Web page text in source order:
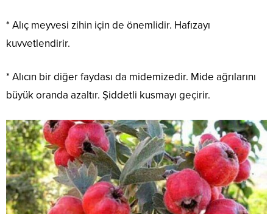
* Alıç meyvesi zihin için de önemlidir. Hafızayı
kuvvetlendirir.
* Alıcın bir diğer faydası da midemizedir. Mide ağrılarını
büyük oranda azaltır. Şiddetli kusmayı geçirir.